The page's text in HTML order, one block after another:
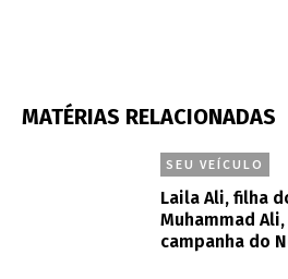
MATÉRIAS RELACIONADAS
SEU VEÍCULO
Laila Ali, filha
Muhammad
campanha do